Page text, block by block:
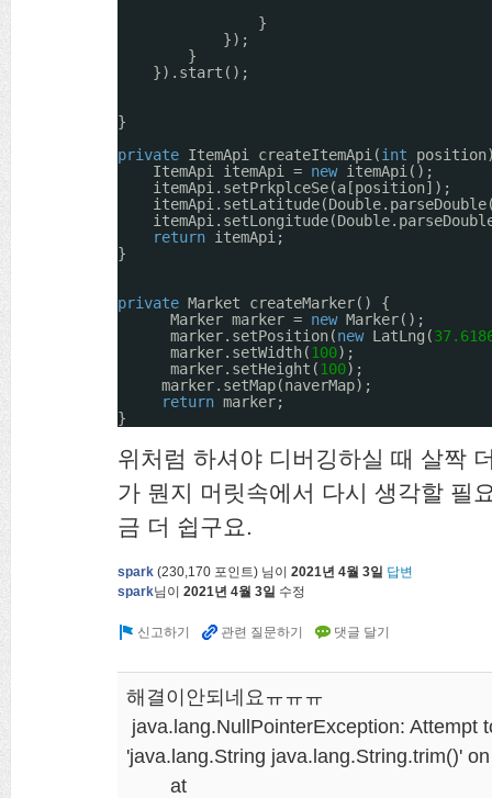
}
});
}
}).start();
}
private ItemApi createItemApi(int
ItemApi itemApi = new itemApi();
itemApi.setPrkplceSe(a[position]);
return itemApi;
}
private Market createMarker() {
Marker marker = new Marker();
marker.setPosition(new LatLng(
marker.setWidth(100);
marker.setHeight(100);
marker.setMap(naverMap);
return marker;
}
위처럼 하셔야 디버깅하실 때 살짝
가 뭔지 머릿속에서 다시 생각할 필
금 더 쉽구요.
spark (230,170 포인트) 님이 2021년 4월 3일 답변
spark님이 2021년 4월 3일 수정
해결이안되네요ㅠㅠㅠ
java.lang.NullPointerException: Attempt
'java.lang.String java.lang.String.trim()'
at